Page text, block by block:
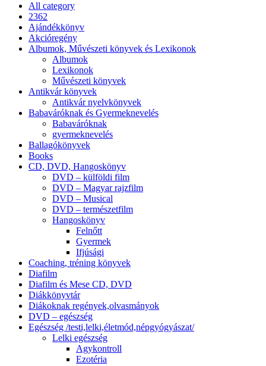
All category
2362
Ajándékkönyv
Akcióregény
Albumok, Művészeti könyvek és Lexikonok
Albumok
Lexikonok
Művészeti könyvek
Antikvár könyvek
Antikvár nyelvkönyvek
Babaváróknak és Gyermeknevelés
Babaváróknak
gyermeknevelés
Ballagókönyvek
Books
CD, DVD, Hangoskönyv
DVD – külföldi film
DVD – Magyar rajzfilm
DVD – Musical
DVD – természetfilm
Hangoskönyv
Felnőtt
Gyermek
Ifjúsági
Coaching, tréning könyvek
Diafilm
Diafilm és Mese CD, DVD
Diákkönyvtár
Diákoknak regények,olvasmányok
DVD – egészség
Egészség /testi,lelki,életmód,népgyógyászat/
Lelki egészség
Agykontroll
Ezotéria